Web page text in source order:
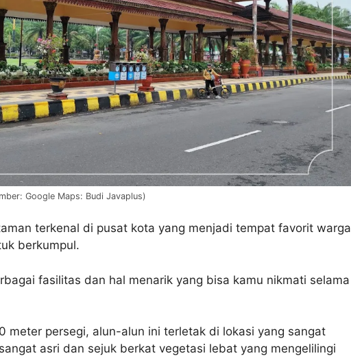
Google Maps: Budi Javaplus)
terkenal di pusat kota yang menjadi tempat favorit warga
berkumpul.
fasilitas dan hal menarik yang bisa kamu nikmati selama
meter persegi, alun-alun ini terletak di lokasi yang sangat
asri dan sejuk berkat vegetasi lebat yang mengelilingi